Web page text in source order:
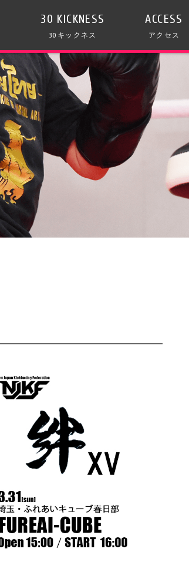
30 KICKNESS
30キックネス
ACCESS
アクセス